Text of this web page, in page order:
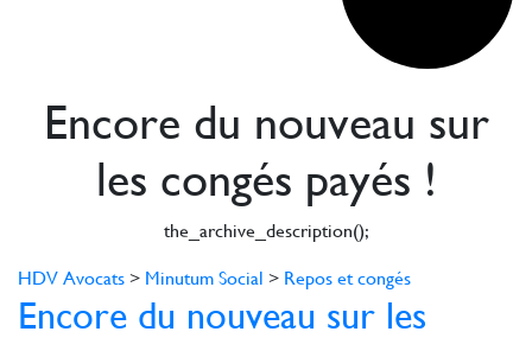
Encore du nouveau sur
les congés payés !
the_archive_description();
HDV Avocats > Minutum Social > Repos et congés
Encore du nouveau sur les